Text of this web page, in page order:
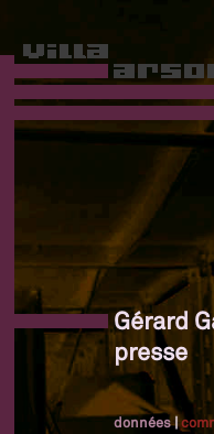
Gérard
presse
données|